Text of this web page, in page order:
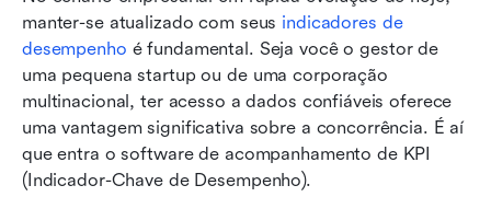
manter-se atualizado com seus indicadores de
desempenho é fundamental. Seja você o gestor de
uma pequena startup ou de uma corporação
multinacional, ter acesso a dados confiáveis oferece
uma vantagem significativa sobre a concorrência. É aí
que entra o software de acompanhamento de KPI
(Indicador-Chave de Desempenho).
monitoramento de KPI
Top 8 softwares de monitoramento de KPI
Melhor software de acompanhamento de KPI
em um relance
Implementando o software de
acompanhamento de KPI escolhido